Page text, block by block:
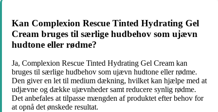
Kan Complexion Rescue Tinted Hydrating Gel
Cream bruges til særlige hudbehov som ujævn
hudtone eller rødme?
Ja, Complexion Rescue Tinted Hydrating Gel Cream kan
bruges til særlige hudbehov som ujævn hudtone eller rødme.
Den giver en let til medium dækning, hvilket kan hjælpe med at
udjævne og dække ujævnheder samt reducere synlig rødme.
Det anbefales at tilpasse mængden af produktet efter behov for
at opnå det ønskede resultat.